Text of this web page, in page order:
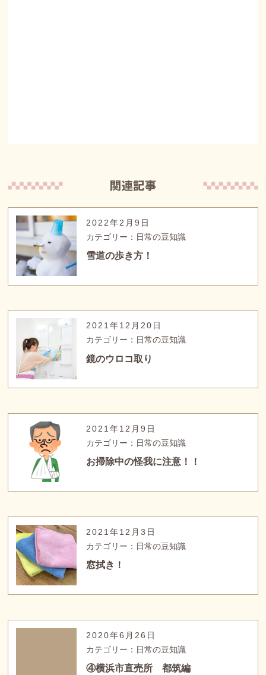
2022年2月9日
カテゴリー：日常の豆知識
雪道の歩き方！
2021年12月20日
カテゴリー：日常の豆知識
鏡のウロコ取り
2021年12月9日
カテゴリー：日常の豆知識
お掃除中の怪我に注意！！
2021年12月3日
カテゴリー：日常の豆知識
窓拭き！
2020年6月26日
カテゴリー：日常の豆知識
④横浜市直売所 都筑編